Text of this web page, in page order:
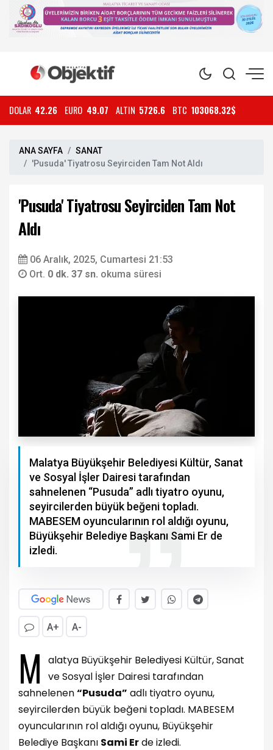
DOLAR 42.26 EURO 49.07 ALTIN 5726.6 BTC 103068.32$
ANA SAYFA
SANAT
'Pusuda' Tiyatrosu Seyirciden Tam Not Aldı
'Pusuda' Tiyatrosu Seyirciden Tam Not
Aldı
06 Aralık, 2025, Cumartesi 21:53
Ort. 0 dk. 37 sn. okuma süresi
Malatya Büyükşehir Belediyesi Kültür, Sanat
ve Sosyal İşler Dairesi tarafından
sahnelenen “Pusuda” adlı tiyatro oyunu,
seyircilerden büyük beğeni topladı.
MABESEM oyuncularının rol aldığı oyunu,
Büyükşehir Belediye Başkanı Sami Er de
izledi.
A+ A-
M
alatya Büyükşehir Belediyesi Kültür, Sanat
ve Sosyal İşler Dairesi tarafından
sahnelenen“Pusuda” adlı tiyatro oyunu,
seyircilerden büyük beğeni topladı. MABESEM
oyuncularının rol aldığı oyunu, Büyükşehir
Belediye Başkanı Sami Erde izledi.